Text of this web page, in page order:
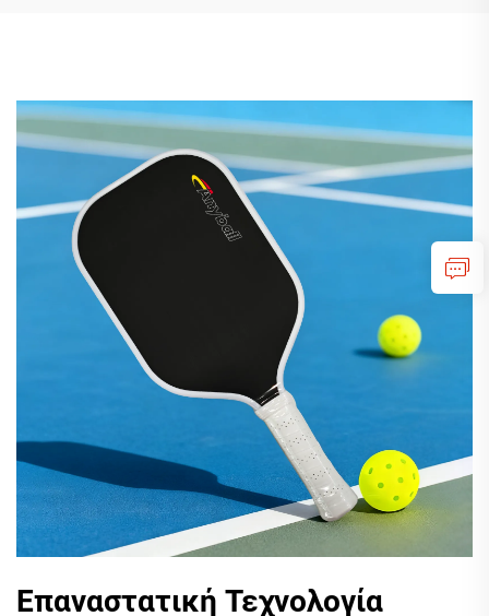
Επαναστατική Τεχνολογία